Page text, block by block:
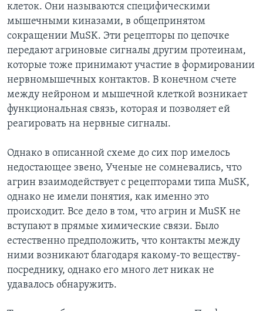
Языки
клеток. Они называются специфическими
мышечными киназами, в общепринятом
сокращении MuSK. Эти рецепторы по цепочке
передают агриновые сигналы другим протеинам,
которые тоже принимают участие в формировании
нервномышечных контактов. В конечном счете
между нейроном и мышечной клеткой возникает
функциональная связь, которая и позволяет ей
реагировать на нервные сигналы.
Однако в описанной схеме до сих пор имелось
недостающее звено, Ученые не сомневались, что
агрин взаимодействует с рецепторами типа MuSK,
однако не имели понятия, как именно это
происходит. Все дело в том, что агрин и MuSK не
вступают в прямые химические связи. Было
естественно предположить, что контакты между
ними возникают благодаря какому-то веществу-
посреднику, однако его много лет никак не
удавалось обнаружить.